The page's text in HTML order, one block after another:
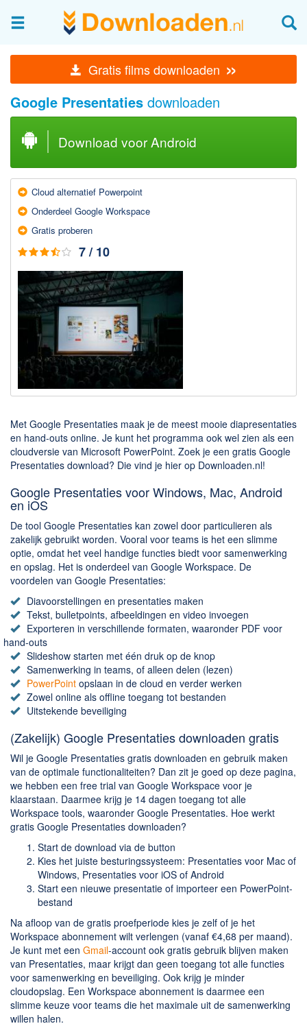
Gratis films downloaden »
Afbeeldingen & fotografie
Beheren en bekijken
Afbeelding & foto bewerken
Foto apps
Screenshots Maken
Audio & Video
Branden en Rippen
Opnemen Audio en Video
Video bewerken
Downloaden
BitTorrent Clients
Nieuwslezers (Downloaden via usenet)
Onderhoud & Veiligheid
Computer opschonen
Veilig online
Productiviteit
Adresboek en contacten
Planning en organisatie
Tekst en Administratie
Overige
Algemeen
Chatten en bellen
Dating apps
Parkeer apps
Rar en Zip (Compressie - Unzip)
Shopping
Spelletjes en Games
Webbrowsers
Google Presentaties downloaden
Download voor Android
Cloud alternatief Powerpoint
Onderdeel Google Workspace
Gratis proberen
7 / 10
Met Google Presentaties maak je de meest mooie diapresentaties
en hand-outs online. Je kunt het programma ook wel zien als een
cloudversie van Microsoft PowerPoint. Zoek je een gratis Google
Presentaties download? Die vind je hier op Downloaden.nl!
Google Presentaties voor Windows, Mac, Android
en iOS
De tool Google Presentaties kan zowel door particulieren als
zakelijk gebruikt worden. Vooral voor teams is het een slimme
optie, omdat het veel handige functies biedt voor samenwerking
en opslag. Het is onderdeel van Google Workspace. De
voordelen van Google Presentaties:
Diavoorstellingen en presentaties maken
Tekst, bulletpoints, afbeeldingen en video invoegen
Exporteren in verschillende formaten, waaronder PDF voor
hand-outs
Slideshow starten met één druk op de knop
Samenwerking in teams, of alleen delen (lezen)
PowerPoint opslaan in de cloud en verder werken
Zowel online als offline toegang tot bestanden
Uitstekende beveiliging
(Zakelijk) Google Presentaties downloaden gratis
Wil je Google Presentaties gratis downloaden en gebruik maken
van de optimale functionaliteiten? Dan zit je goed op deze pagina,
we hebben een free trial van Google Workspace voor je
klaarstaan. Daarmee krijg je 14 dagen toegang tot alle
Workspace tools, waaronder Google Presentaties. Hoe werkt
gratis Google Presentaties downloaden?
Start de download via de button
Kies het juiste besturingssysteem: Presentaties voor Mac of
Windows, Presentaties voor iOS of Android
Start een nieuwe presentatie of importeer een PowerPoint-
bestand
Na afloop van de gratis proefperiode kies je zelf of je het
Workspace abonnement wilt verlengen (vanaf €4,68 per maand).
Je kunt met een Gmail-account ook gratis gebruik blijven maken
van Presentaties, maar krijgt dan geen toegang tot alle functies
voor samenwerking en beveiliging. Ook krijg je minder
cloudopslag. Een Workspace abonnement is daarmee een
slimme keuze voor teams die het maximale uit de samenwerking
willen halen.